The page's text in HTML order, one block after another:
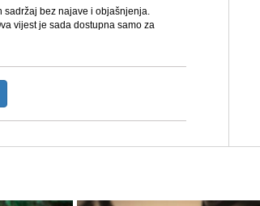
bez najave i objašnjenja.
vijest je sada dostupna samo za